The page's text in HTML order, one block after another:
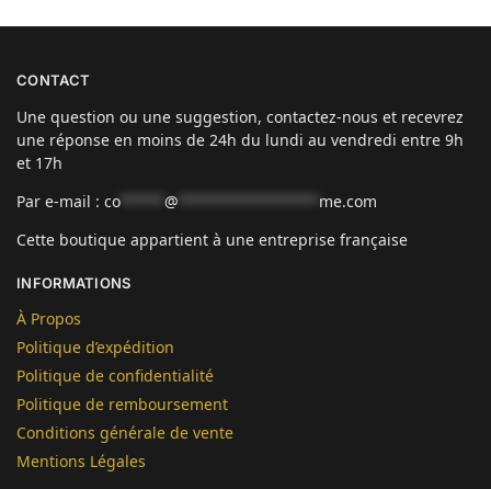
CONTACT
Une question ou une suggestion, contactez-nous et recevrez
une réponse en moins de 24h du lundi au vendredi entre 9h
et 17h
Par e-mail : co @
me.com
Cette boutique appartient à une entreprise française
INFORMATIONS
À Propos
Politique d’expédition
Politique de confidentialité
Politique de remboursement
Conditions générale de vente
Mentions Légales